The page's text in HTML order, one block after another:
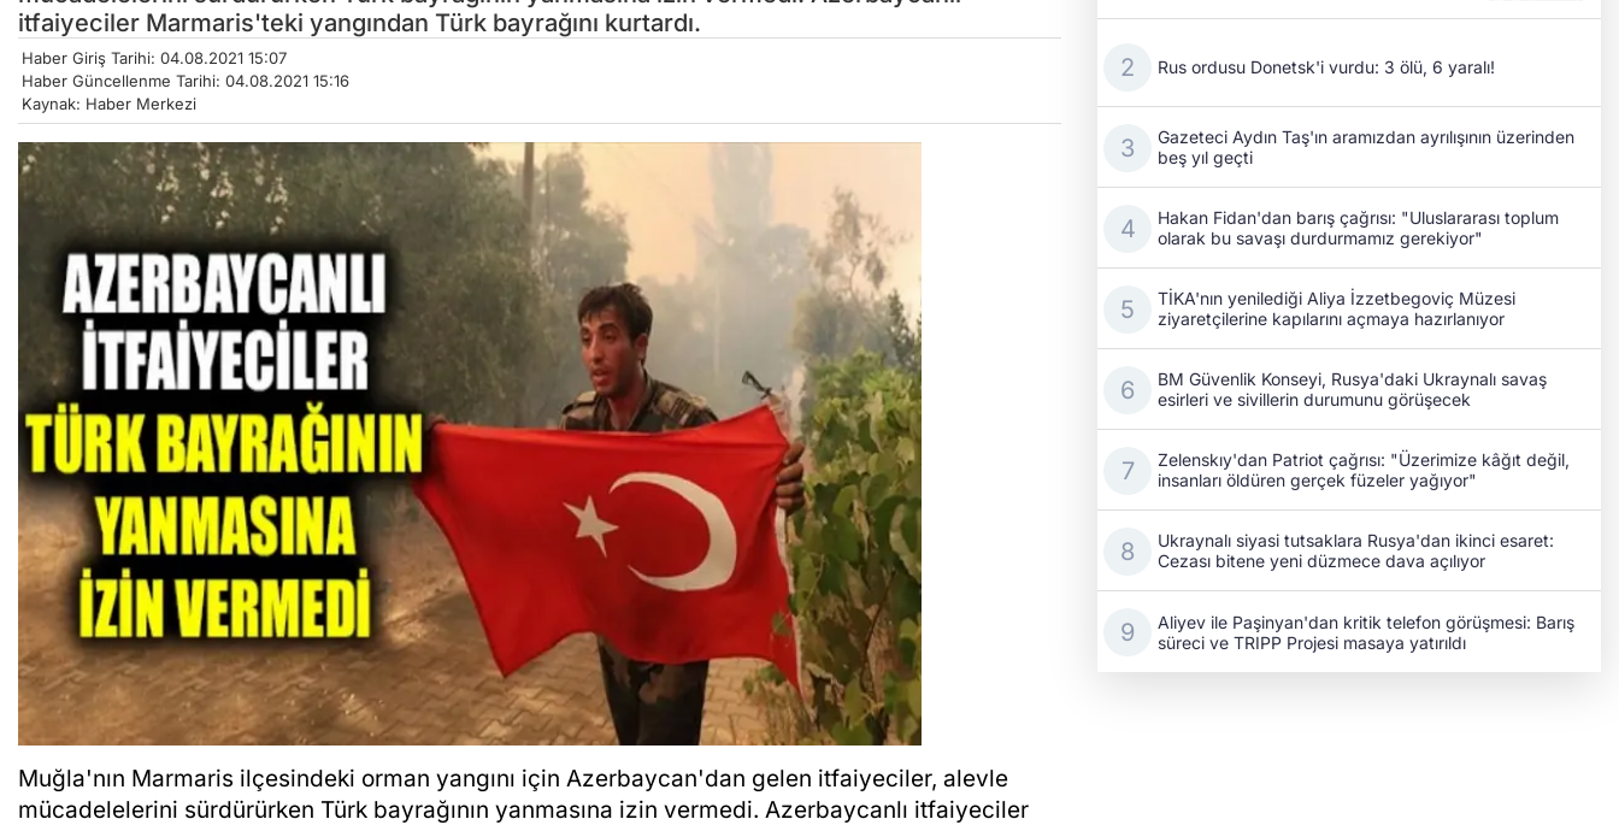
itfaiyeciler Marmaris'teki yangından Türk bayrağını kurtardı.
Haber Giriş Tarihi: 04.08.2021 15:07
Haber Güncellenme Tarihi: 04.08.2021 15:16
Kaynak: Haber Merkezi
Muğla'nın Marmaris ilçesindeki orman yangını için Azerbaycan'dan gelen itfaiyeciler, alevle
mücadelelerini sürdürürken Türk bayrağının yanmasına izin vermedi. Azerbaycanlı itfaiyeciler
Rus ordusu Donetsk'i vurdu: 3 ölü, 6 yaralı!
Gazeteci Aydın Taş'ın aramızdan ayrılışının üzerinden
beş yıl geçti
Hakan Fidan'dan barış çağrısı: "Uluslararası toplum
olarak bu savaşı durdurmamız gerekiyor"
TİKA'nın yenilediği Aliya İzzetbegoviç Müzesi
ziyaretçilerine kapılarını açmaya hazırlanıyor
BM Güvenlik Konseyi, Rusya'daki Ukraynalı savaş
esirleri ve sivillerin durumunu görüşecek
Zelenskıy'dan Patriot çağrısı: "Üzerimize kâğıt değil,
insanları öldüren gerçek füzeler yağıyor"
Ukraynalı siyasi tutsaklara Rusya'dan ikinci esaret:
Cezası bitene yeni düzmece dava açılıyor
Aliyev ile Paşinyan'dan kritik telefon görüşmesi: Barış
süreci ve TRIPP Projesi masaya yatırıldı